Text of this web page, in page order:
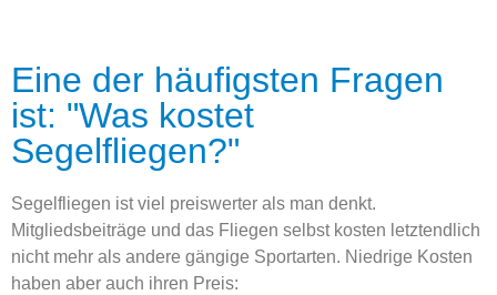
Eine der häufigsten Fragen
ist: "Was kostet
Segelfliegen?"
Segelfliegen ist viel preiswerter als man denkt.
Mitgliedsbeiträge und das Fliegen selbst kosten letztendlich
nicht mehr als andere gängige Sportarten. Niedrige Kosten
haben aber auch ihren Preis: